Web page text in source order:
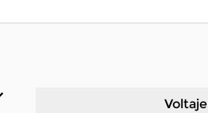
Voltaje